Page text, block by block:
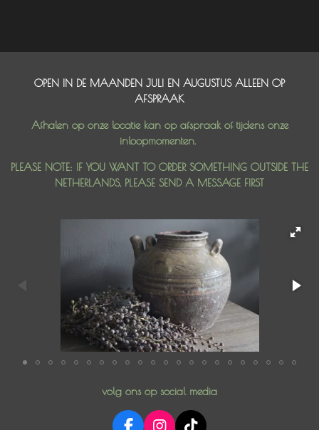
OPEN IN DE MAANDEN JULI EN AUGUSTUS ALLEEN OP
AFSPRAAK
Afhalen op onze locatie kan op afspraak of tijdens onze
inloopmomenten.
PLEASE NOTE: IF YOU WANT TO ORDER SOMETHING OUTSIDE THE
NETHERLANDS, PLEASE SEND A MESSAGE FIRST
volg ons op social media